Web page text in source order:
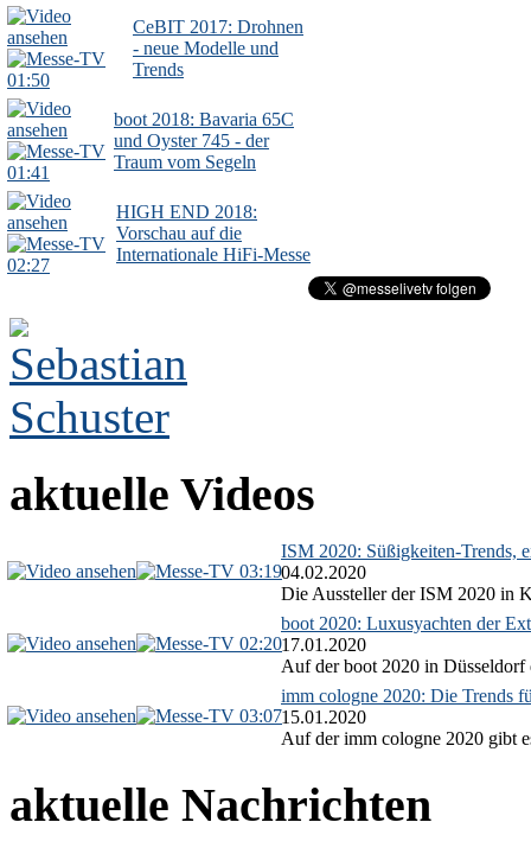
01:50
CeBIT 2017: Drohnen
- neue Modelle und
Trends
01:41
boot 2018: Bavaria 65C
und Oyster 745 - der
Traum vom Segeln
02:27
HIGH END 2018:
Vorschau auf die
Internationale HiFi-Messe
aktuelle Videos
03:19
ISM 2020: Süßigkeiten-Trends,
04.02.2020
Die Aussteller der ISM 2020 in
02:20
boot 2020: Luxusyachten der
17.01.2020
Auf der boot 2020 in Düsseldorf
03:07
imm cologne 2020: Die Trends
15.01.2020
Auf der imm cologne 2020 gibt
aktuelle Nachrichten